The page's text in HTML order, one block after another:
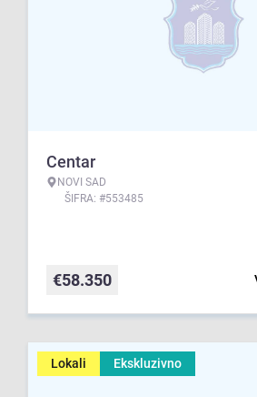
Centar
NOVI SAD
ŠIFRA: #553485
€58.350
Lokali Ekskluzivno